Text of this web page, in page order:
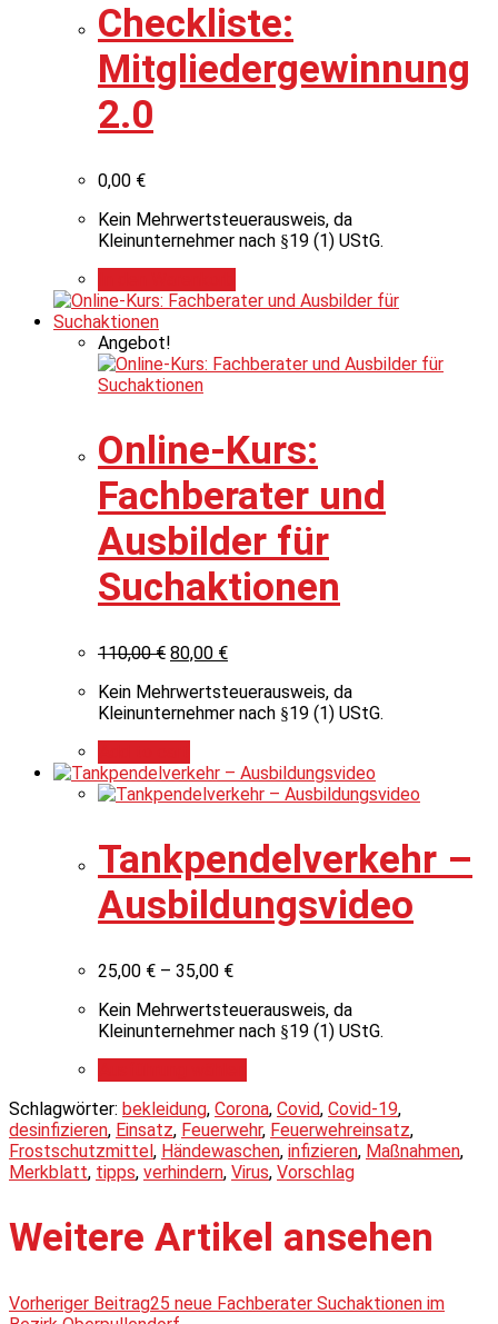
Checkliste:
Mitgliedergewinnung
2.0
0,00 €
Kein Mehrwertsteuerausweis, da
Kleinunternehmer nach §19 (1) UStG.
Angebot!
Online-Kurs:
Fachberater und
Ausbilder für
Suchaktionen
110,00€ 80,00 €
Kein Mehrwertsteuerausweis, da
Kleinunternehmer nach §19 (1) UStG.
Tankpendelverkehr –
Ausbildungsvideo
25,00 € – 35,00 €
Kein Mehrwertsteuerausweis, da
Kleinunternehmer nach §19 (1) UStG.
Schlagwörter: bekleidung, Corona, Covid, Covid-19,
desinfizieren, Einsatz, Feuerwehr, Feuerwehreinsatz,
Frostschutzmittel , Händewaschen, infizieren, Maßnahmen,
Merkblatt, tipps, verhindern, Virus, Vorschlag
Weitere Artikel ansehen
Vorheriger Beitrag25 neue Fachberater Suchaktionen im